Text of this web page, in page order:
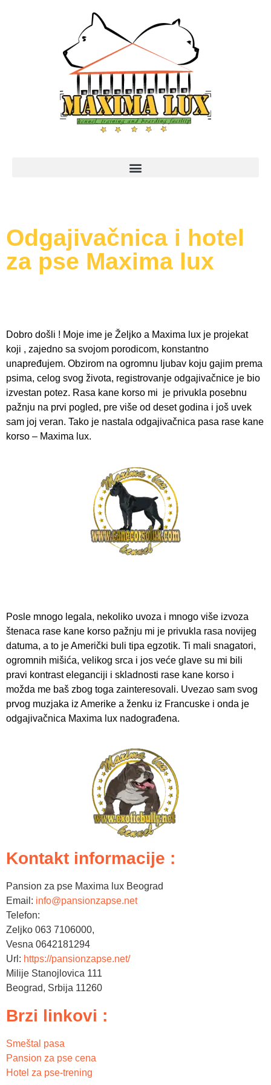
Odgajivačnica i hotel
za pse Maxima lux
Dobro došli ! Moje ime je Željko a Maxima lux je projekat
koji , zajedno sa svojom porodicom, konstantno
unapređujem. Obzirom na ogromnu ljubav koju gajim prema
psima, celog svog života, registrovanje odgajivačnice je bio
izvestan potez. Rasa kane korso mi je privukla posebnu
pažnju na prvi pogled, pre više od deset godina i još uvek
sam joj veran. Tako je nastala odgajivačnica pasa rase kane
korso – Maxima lux.
Posle mnogo legala, nekoliko uvoza i mnogo više izvoza
štenaca rase kane korso pažnju mi je privukla rasa novijeg
datuma, a to je Američki buli tipa egzotik. Ti mali snagatori,
ogromnih mišića, velikog srca i jos veće glave su mi bili
pravi kontrast eleganciji i skladnosti rase kane korso i
možda me baš zbog toga zainteresovali. Uvezao sam svog
prvog muzjaka iz Amerike a ženku iz Francuske i onda je
odgajivačnica Maxima lux nadograđena.
Kontakt informacije :
Pansion za pse Maxima lux Beograd
Email: info@pansionzapse.net
Telefon:
Zeljko 063 7106000,
Vesna 0642181294
Url: https://pansionzapse.net/
Milije Stanojlovica 111
Beograd, Srbija 11260
Brzi linkovi :
Smeštal pasa
Pansion za pse cena
Hotel za pse-trening